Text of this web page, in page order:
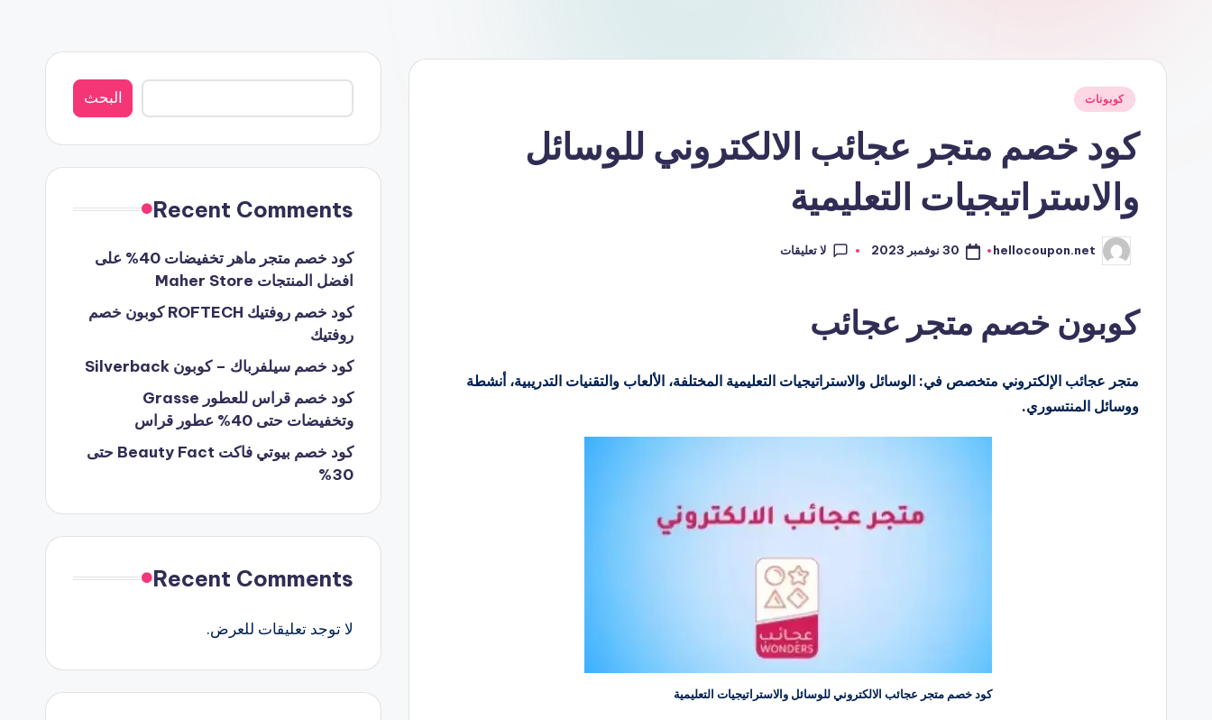
نُشركوبونات
كود خصم متجر عجائب الالكتروني للوسائل
والاستراتيجيات التعليمية
تمّ
النشر
hellocoupon.net 30 نوفمبر 2023 لا تعليقات
كوبون خصم متجر عجائب
متجر عجائب الإلكتروني متخصص في: الوسائل والاستراتيجيات التعليمية المختلفة، الألعاب والتقنيات التدريبية، أنشطة
ووسائل المنتسوري.
كود خصم متجر عجائب الالكتروني للوسائل والاستراتيجيات التعليمية
البحث
البحث
Recent Comments
كود خصم متجر ماهر تخفيضات 40% على
افضل المنتجات Maher Store
كود خصم روفتيك ROFTECH كوبون خصم
روفتيك
كود خصم سيلفرباك – كوبون Silverback
كود خصم قراس للعطور Grasse
وتخفيضات حتى 40% عطور قراس
كود خصم بيوتي فاكت Beauty Fact حتى
30%
Recent Comments
لا توجد تعليقات للعرض.